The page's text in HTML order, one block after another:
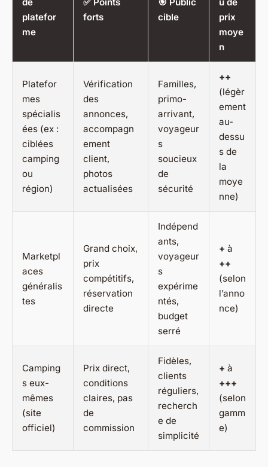
platefor
me
forts
cible
prix
moye
n
Platefor
mes
spécialis
ées (ex :
ciblées
camping
ou
région)
Vérification
des
annonces,
accompagn
ement
client,
photos
actualisées
Familles,
primo-
arrivant,
voyageur
s
soucieux
de
sécurité
++
(légèr
ement
au-
dessu
s de
la
moye
nne)
Marketpl
aces
généralis
tes
Grand choix,
prix
compétitifs,
réservation
directe
Indépend
ants,
voyageur
s
expérime
ntés,
budget
serré
+ à
++
(selon
l’anno
nce)
Camping
s eux-
mêmes
(site
officiel)
Prix direct,
conditions
claires, pas
de
commission
Fidèles,
clients
réguliers,
recherch
e de
simplicité
+ à
+++
(selon
gamm
e)